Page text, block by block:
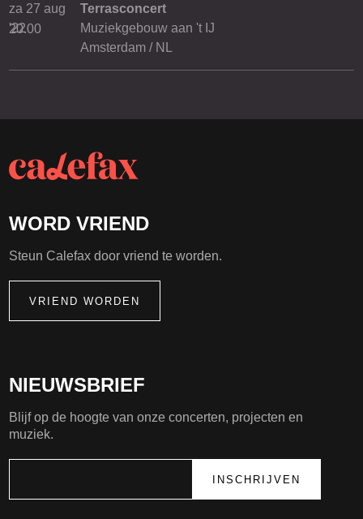
za 27 aug
'22
20.00
Terrasconcert
Muziekgebouw aan 't IJ
Amsterdam / NL
NIEUWSBRIEF
Blijf op de hoogte van onze concerten, projecten en
muziek.
WORD VRIEND
Steun Calefax door vriend te worden.
VRIEND WORDEN